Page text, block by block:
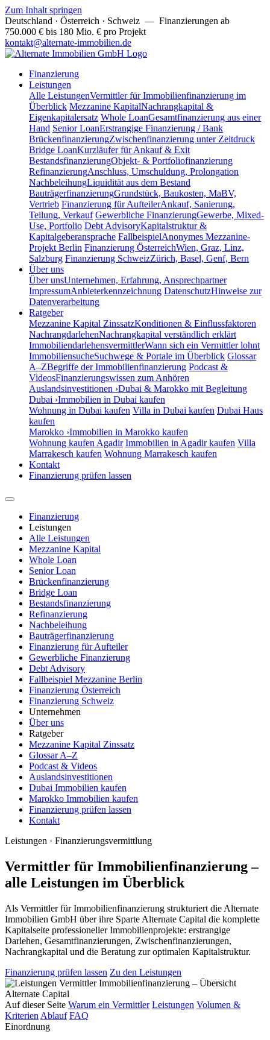
Zum Inhalt springen
Deutschland · Österreich · Schweiz — Finanzierungen ab
750.000 € bis 180 Mio. € pro Projekt
kontakt@alternate-immobilien.de
Finanzierung
Leistungen
Alle LeistungenVermittler für Immobilienfinanzierung im
Überblick Mezzanine KapitalNachrangkapital &
Eigenkapitalersatz Whole LoanGesamtfinanzierung aus einer
Hand Senior LoanErstrangige Finanzierung / Bank
BrückenfinanzierungZwischenfinanzierung unter Zeitdruck
Bridge LoanKurzläufer für Ankauf & Exit
BestandsfinanzierungObjekt- & Portfoliofinanzierung
RefinanzierungAnschluss, Umschuldung, Prolongation
NachbeleihungLiquidität aus dem Bestand
BauträgerfinanzierungGrundstück, Baukosten, MaBV,
Vertrieb Finanzierung für AufteilerAnkauf, Sanierung,
Teilung, Verkauf Gewerbliche FinanzierungGewerbe, Mixed-
Use, Portfolio Debt AdvisoryKapitalstruktur &
Kapitalgeberansprache FallbeispielAnonymes Mezzanine-
Projekt Berlin Finanzierung ÖsterreichWien, Graz, Linz,
Salzburg Finanzierung SchweizZürich, Basel, Genf, Bern
Über uns
Über unsUnternehmen, Erfahrung, Ansprechpartner
ImpressumAnbieterkennzeichnung DatenschutzHinweise zur
Datenverarbeitung
Ratgeber
Mezzanine Kapital ZinssatzKonditionen & Einflussfaktoren
NachrangdarlehenNachrangkapital verständlich erklärt
ImmobiliendarlehensvermittlerWann sich ein Vermittler lohnt
ImmobiliensucheSuchwege & Portale im Überblick Glossar
A–ZBegriffe der Immobilienfinanzierung Podcast &
VideosFinanzierungswissen zum Anhören
Auslandsinvestitionen ›Dubai & Marokko mit Begleitung
Dubai ›Immobilien in Dubai kaufen
Wohnung in Dubai kaufen Villa in Dubai kaufen Dubai Haus
kaufen
Marokko ›Immobilien in Marokko kaufen
Wohnung kaufen Agadir Immobilien in Agadir kaufen Villa
Marrakesch kaufen Wohnung Marrakesch kaufen
Kontakt
Finanzierung prüfen lassen
Finanzierung
Leistungen
Alle Leistungen
Mezzanine Kapital
Whole Loan
Senior Loan
Brückenfinanzierung
Bridge Loan
Bestandsfinanzierung
Refinanzierung
Nachbeleihung
Bauträgerfinanzierung
Finanzierung für Aufteiler
Gewerbliche Finanzierung
Debt Advisory
Fallbeispiel Mezzanine Berlin
Finanzierung Österreich
Finanzierung Schweiz
Unternehmen
Über uns
Ratgeber
Mezzanine Kapital Zinssatz
Glossar A–Z
Podcast & Videos
Auslandsinvestitionen
Dubai Immobilien kaufen
Marokko Immobilien kaufen
Finanzierung prüfen lassen
Kontakt
Leistungen · Finanzierungsvermittlung
Vermittler für Immobilienfinanzierung –
alle Leistungen im Überblick
Als Vermittler für Immobilienfinanzierung strukturiert die Alternate
Immobilien GmbH über ihre Sparte Alternate Capital die komplette
Kapitalseite professioneller Immobilienprojekte: erstrangige
Darlehen, Gesamtfinanzierungen, Zwischenfinanzierungen,
Nachrangkapital und die Beratung zur optimalen Kapitalstruktur.
Finanzierung prüfen lassen Zu den Leistungen
Auf dieser Seite Warum ein Vermittler Leistungen Volumen &
Kriterien Ablauf FAQ
Einordnung